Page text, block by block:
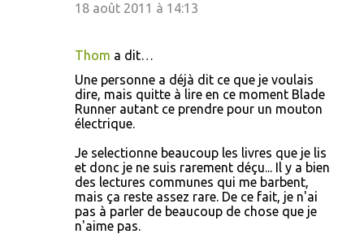
18 août 2011 à 14:13
Thom a dit…
Une personne a déjà dit ce que je voulais
dire, mais quitte à lire en ce moment Blade
Runner autant ce prendre pour un mouton
électrique.
Je selectionne beaucoup les livres que je lis
et donc je ne suis rarement déçu... Il y a bien
des lectures communes qui me barbent,
mais ça reste assez rare. De ce fait, je n'ai
pas à parler de beaucoup de chose que je
n'aime pas.